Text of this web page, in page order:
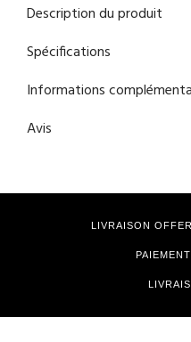
Description du produit
Spécifications
Informations
Avis
LIVRAISON